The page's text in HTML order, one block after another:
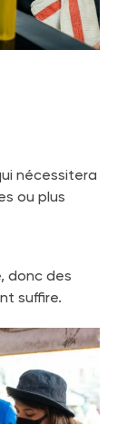
nécessitera
ou plus
donc des
suffire.